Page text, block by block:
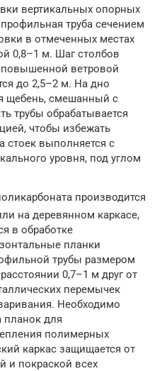
вертикальных опорных
труба сечением
в отмеченных местах
0,8–1 м. Шаг столбов
повышенной ветровой
до 2,5–2 м. На дно
щебень, смешанный с
трубы обрабатывается
чтобы избежать
стоек выполняется с
уровня, под углом
производится
на деревянном каркасе,
в обработке
планки
трубы размером
0,7–1 м друг от
перемычек
Необходимо
планок для
полимерных
каркас защищается от
и покраской всех